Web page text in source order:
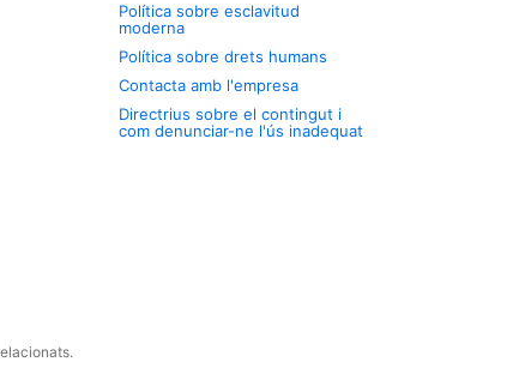
Política sobre esclavitud
moderna
Política sobre drets humans
Contacta amb l'empresa
Directrius sobre el contingut i
com denunciar-ne l'ús inadequat